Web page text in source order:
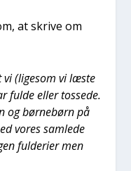
at skri­ve om
vi (lige­som vi læste
ful­de eller tos­se­de.
og bør­ne­børn på
vores sam­le­de
ful­de­ri­er men